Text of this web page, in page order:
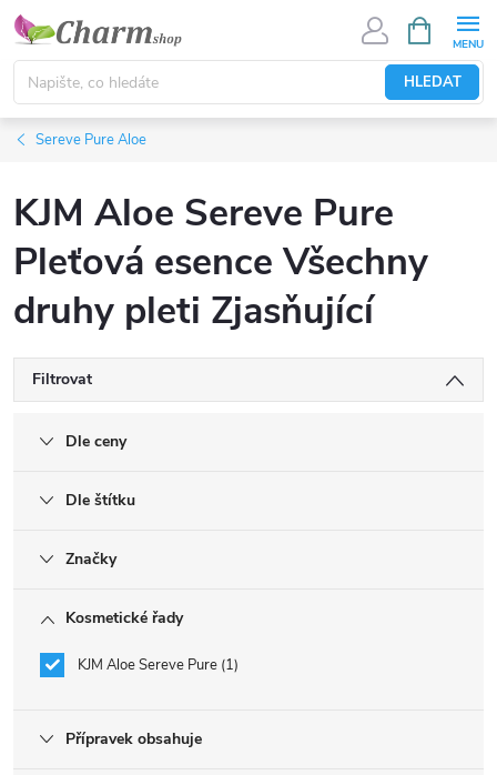
Přejít
obsah
HLEDAT
NÁKUPNÍ
KOŠÍK
Sereve Pure Aloe
KJM Aloe Sereve Pure
Pleťová esence Všechny
druhy pleti Zjasňující
Filtrovat
Dle ceny
Dle štítku
Značky
Kosmetické řady
KJM Aloe Sereve Pure 1
Přípravek obsahuje